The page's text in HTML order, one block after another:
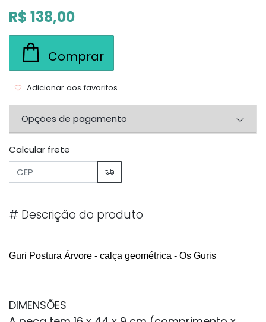
R$ 138,00
Comprar
Adicionar aos favoritos
Opções de pagamento
Calcular frete
# Descrição do produto
Guri Postura Árvore - calça geométrica - Os Guris
DIMENSÕES